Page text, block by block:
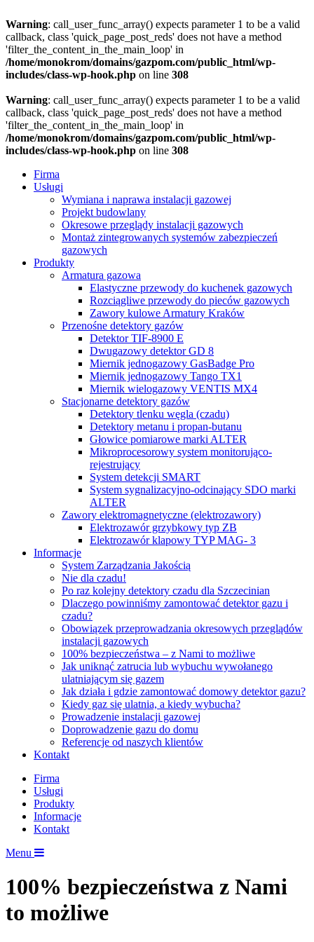
Warning: call_user_func_array() expects parameter 1 to be a valid
callback, class 'quick_page_post_reds' does not have a method
'filter_the_content_in_the_main_loop' in
/home/monokrom/domains/gazpom.com/public_html/wp-
includes/class-wp-hook.php on line 308
Warning: call_user_func_array() expects parameter 1 to be a valid
callback, class 'quick_page_post_reds' does not have a method
'filter_the_content_in_the_main_loop' in
/home/monokrom/domains/gazpom.com/public_html/wp-
includes/class-wp-hook.php on line 308
Firma
Usługi
Wymiana i naprawa instalacji gazowej
Projekt budowlany
Okresowe przeglądy instalacji gazowych
Montaż zintegrowanych systemów zabezpieczeń
gazowych
Produkty
Armatura gazowa
Elastyczne przewody do kuchenek gazowych
Rozciągliwe przewody do pieców gazowych
Zawory kulowe Armatury Kraków
Przenośne detektory gazów
Detektor TIF-8900 E
Dwugazowy detektor GD 8
Miernik jednogazowy GasBadge Pro
Miernik jednogazowy Tango TX1
Miernik wielogazowy VENTIS MX4
Stacjonarne detektory gazów
Detektory tlenku węgla (czadu)
Detektory metanu i propan-butanu
Głowice pomiarowe marki ALTER
Mikroprocesorowy system monitorująco-
rejestrujący
System detekcji SMART
System sygnalizacyjno-odcinający SDO marki
ALTER
Zawory elektromagnetyczne (elektrozawory)
Elektrozawór grzybkowy typ ZB
Elektrozawór klapowy TYP MAG- 3
Informacje
System Zarządzania Jakością
Nie dla czadu!
Po raz kolejny detektory czadu dla Szczecinian
Dlaczego powinniśmy zamontować detektor gazu i
czadu?
Obowiązek przeprowadzania okresowych przeglądów
instalacji gazowych
100% bezpieczeństwa – z Nami to możliwe
Jak uniknąć zatrucia lub wybuchu wywołanego
ulatniającym się gazem
Jak działa i gdzie zamontować domowy detektor gazu?
Kiedy gaz się ulatnia, a kiedy wybucha?
Prowadzenie instalacji gazowej
Doprowadzenie gazu do domu
Referencje od naszych klientów
Kontakt
Firma
Usługi
Produkty
Informacje
Kontakt
Menu
100% bezpieczeństwa z Nami
to możliwe